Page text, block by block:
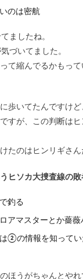
のは密航
ましたね。
づいてました。
て縮んでるかもっ
歩いてたんですけ
すが、この判断は
たのはヒンリギさん
ヒソカ大捜査線の敗
釣る
アマスターとか薔薇
②の情報を知ってい
ほうがちゃんとや